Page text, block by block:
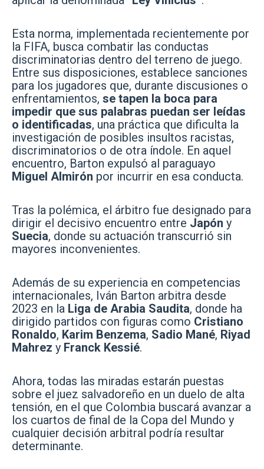
Esta norma, implementada recientemente por
la FIFA, busca combatir las conductas
discriminatorias dentro del terreno de juego.
Entre sus disposiciones, establece sanciones
para los jugadores que, durante discusiones o
enfrentamientos, se tapen la boca para
impedir que sus palabras puedan ser leídas
o identificadas, una práctica que dificulta la
investigación de posibles insultos racistas,
discriminatorios o de otra índole. En aquel
encuentro, Barton expulsó al paraguayo
Miguel Almirón por incurrir en esa conducta.
Tras la polémica, el árbitro fue designado para
dirigir el decisivo encuentro entre Japón y
Suecia, donde su actuación transcurrió sin
mayores inconvenientes.
Además de su experiencia en competencias
internacionales, Iván Barton arbitra desde
2023 en la Liga de Arabia Saudita, donde ha
dirigido partidos con figuras como Cristiano
Ronaldo, Karim Benzema, Sadio Mané, Riyad
Mahrez y Franck Kessié.
Ahora, todas las miradas estarán puestas
sobre el juez salvadoreño en un duelo de alta
tensión, en el que Colombia buscará avanzar a
los cuartos de final de la Copa del Mundo y
cualquier decisión arbitral podría resultar
determinante.